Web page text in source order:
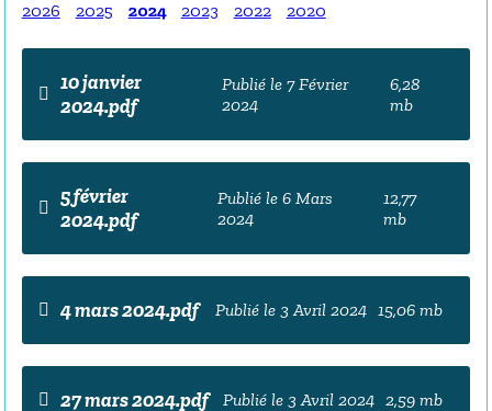
2026 2025 2024 2023 2022 2020
10 janvier
2024.pdf
Publié le 7 Février
2024
6,28
mb
5 février
2024.pdf
Publié le 6 Mars
2024
12,77
mb
4 mars 2024.pdf Publié le 3 Avril 2024 15,06 mb
27 mars 2024.pdf Publié le 3 Avril 2024 2,59 mb